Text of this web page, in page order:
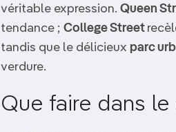
véritable expression. Queen
tendance ; College Street
tandis que le délicieux parc
verdure.
Que faire dans